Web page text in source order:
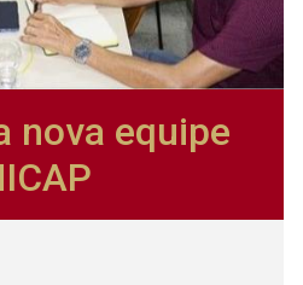
nova equipe